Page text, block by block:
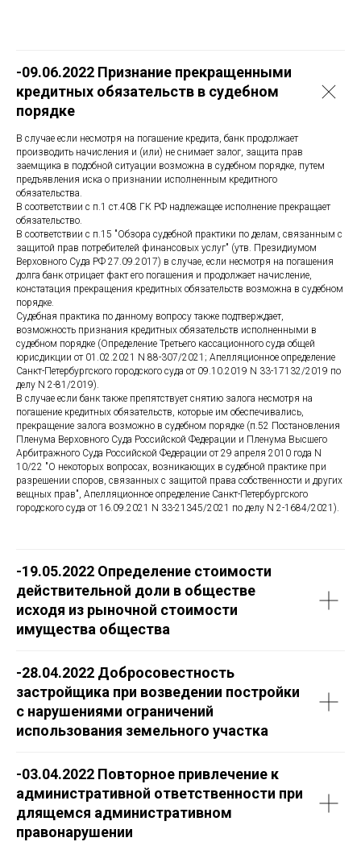
-09.06.2022 Признание прекращенными
кредитных обязательств в судебном
порядке
В случае если несмотря на погашение кредита, банк продолжает
производить начисления и (или) не снимает залог, защита прав
заемщика в подобной ситуации возможна в судебном порядке, путем
предъявления иска о признании исполненным кредитного
обязательства.
В соответствии с п.1 ст.408 ГК РФ надлежащее исполнение прекращает
обязательство.
В соответствии с п.15 "Обзора судебной практики по делам, связанным с
защитой прав потребителей финансовых услуг" (утв. Президиумом
Верховного Суда РФ 27.09.2017) в случае, если несмотря на погашения
долга банк отрицает факт его погашения и продолжает начисление,
констатация прекращения кредитных обязательств возможна в судебном
порядке.
Судебная практика по данному вопросу также подтверждает,
возможность признания кредитных обязательств исполненными в
судебном порядке (Определение Третьего кассационного суда общей
юрисдикции от 01.02.2021 N 88-307/2021; Апелляционное определение
Санкт-Петербургского городского суда от 09.10.2019 N 33-17132/2019 по
делу N 2-81/2019).
В случае если банк также препятствует снятию залога несмотря на
погашение кредитных обязательств, которые им обеспечивались,
прекращение залога возможно в судебном порядке (п.52 Постановления
Пленума Верховного Суда Российской Федерации и Пленума Высшего
Арбитражного Суда Российской Федерации от 29 апреля 2010 года N
10/22 "О некоторых вопросах, возникающих в судебной практике при
разрешении споров, связанных с защитой права собственности и других
вещных прав", Апелляционное определение Санкт-Петербургского
городского суда от 16.09.2021 N 33-21345/2021 по делу N 2-1684/2021).
-19.05.2022 Определение стоимости
действительной доли в обществе
исходя из рыночной стоимости
имущества общества
-28.04.2022 Добросовестность
застройщика при возведении постройки
с нарушениями ограничений
использования земельного участка
-03.04.2022 Повторное привлечение к
административной ответственности при
длящемся административном
правонарушении